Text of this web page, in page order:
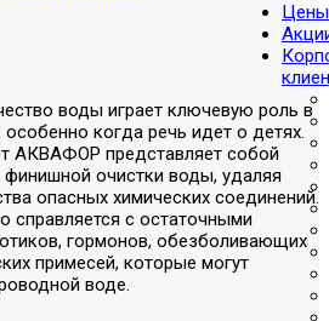
Цены
воды играет ключевую роль в
когда речь идет о детях.
АКВАФОР представляет собой
очистки воды, удаляя
опасных химических соединений.
справляется с остаточными
гормонов, обезболивающих
примесей, которые могут
воде.